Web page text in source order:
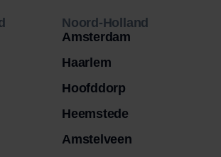
Noord-Holland
Amsterdam
Haarlem
Hoofddorp
Heemstede
Amstelveen